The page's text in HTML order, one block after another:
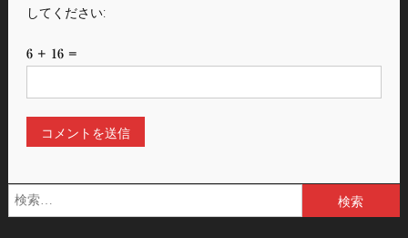
してください:
6 + 16 =
索: